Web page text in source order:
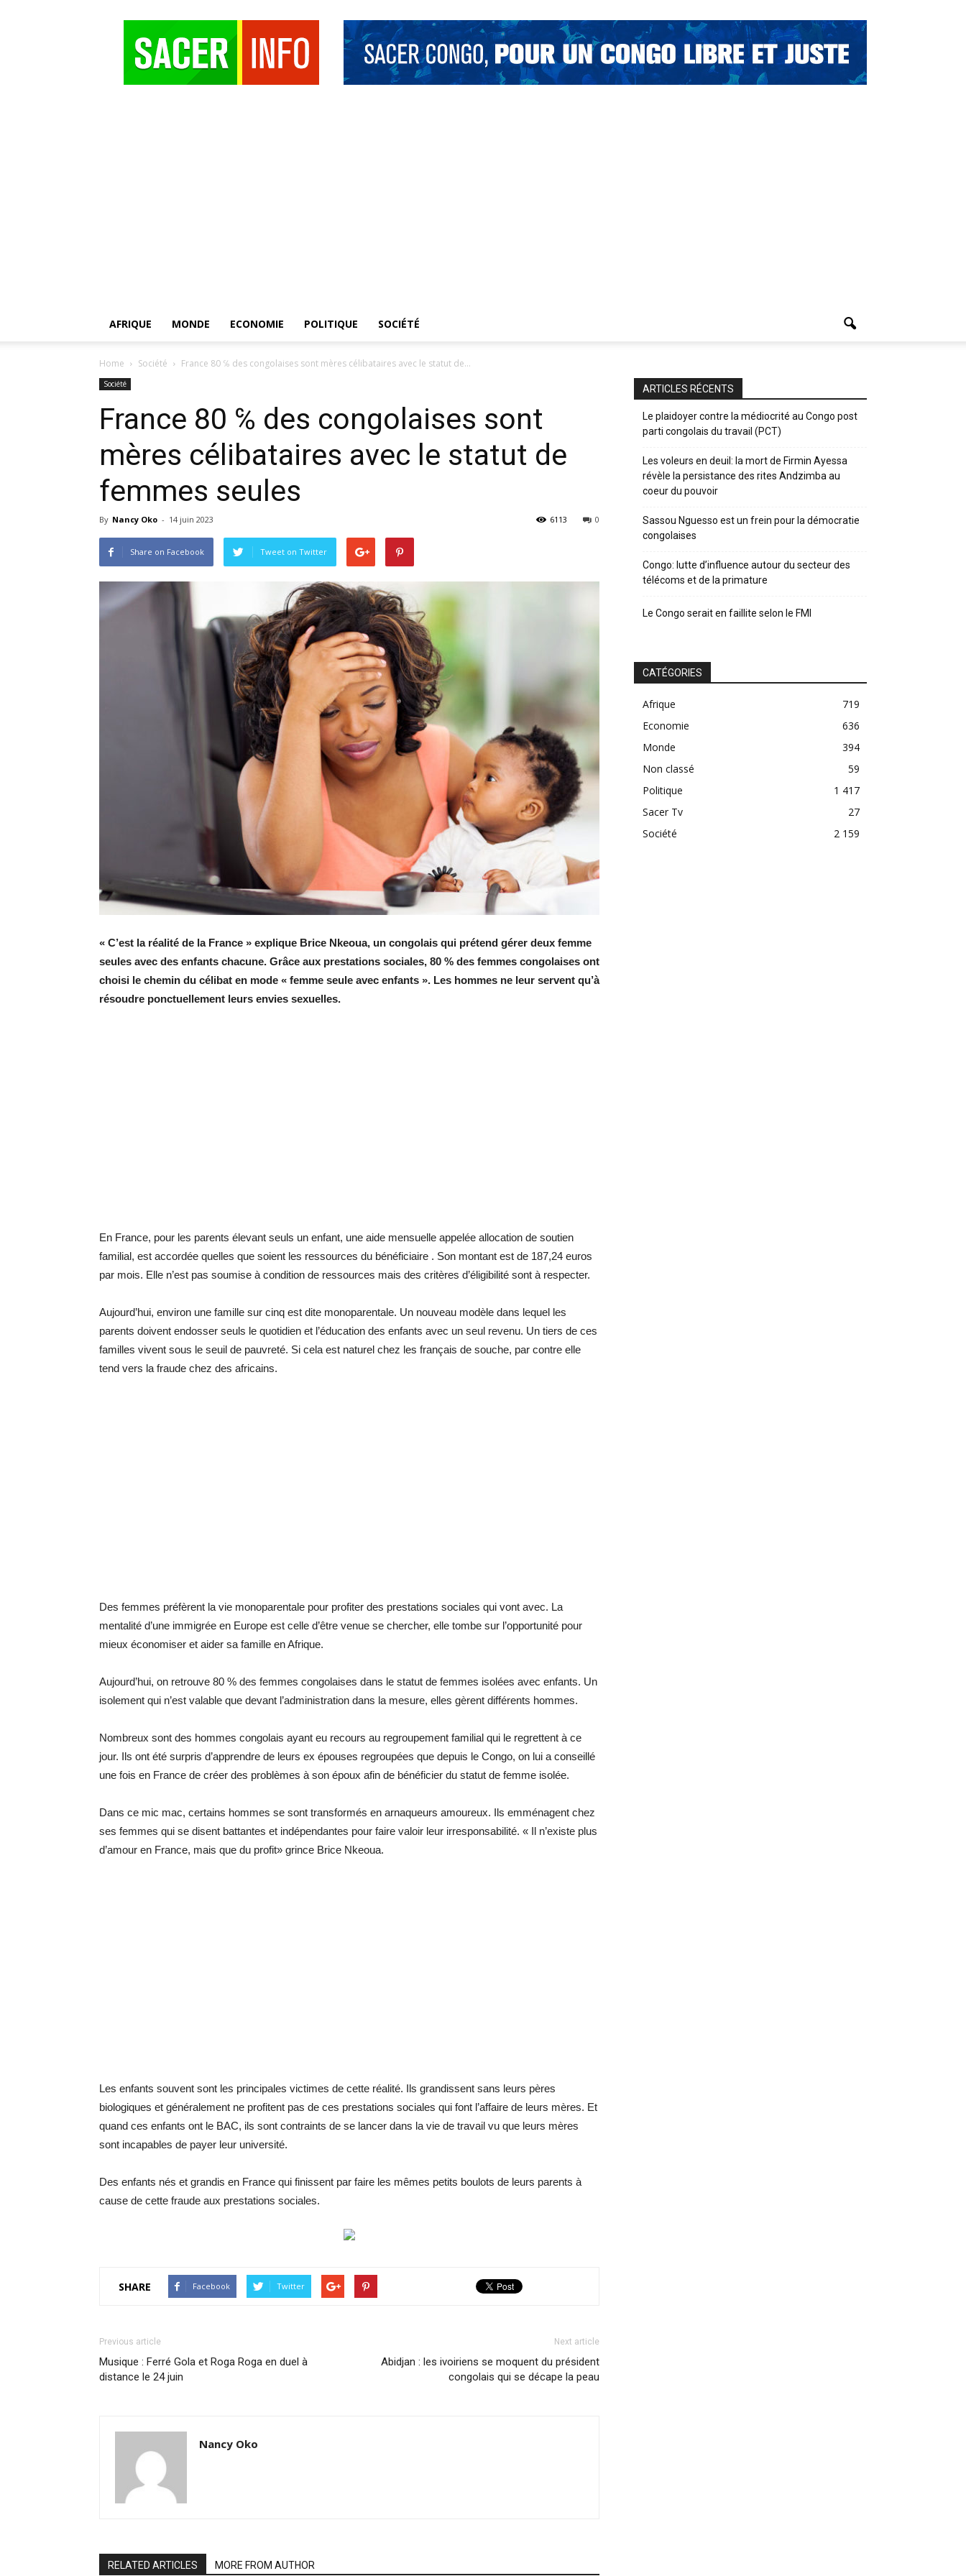
AFRIQUE MONDE ECONOMIE POLITIQUE SOCIÉTÉ
Home Société France 80 ℅ des congolaises sont mères célibataires avec le statut de...
Société
France 80 ℅ des congolaises sont
mères célibataires avec le statut de
femmes seules
By Nancy Oko - 14 juin 2023 0
6113
Share on Facebook Tweet on Twitter
« C’est la réalité de la France » explique Brice Nkeoua, un congolais qui prétend gérer deux femme
seules avec des enfants chacune. Grâce aux prestations sociales, 80 % des femmes congolaises ont
choisi le chemin du célibat en mode « femme seule avec enfants ». Les hommes ne leur servent qu’à
résoudre ponctuellement leurs envies sexuelles.
En France, pour les parents élevant seuls un enfant, une aide mensuelle appelée allocation de soutien
familial, est accordée quelles que soient les ressources du bénéficiaire . Son montant est de 187,24 euros
par mois. Elle n’est pas soumise à condition de ressources mais des critères d’éligibilité sont à respecter.
Aujourd’hui, environ une famille sur cinq est dite monoparentale. Un nouveau modèle dans lequel les
parents doivent endosser seuls le quotidien et l’éducation des enfants avec un seul revenu. Un tiers de ces
familles vivent sous le seuil de pauvreté. Si cela est naturel chez les français de souche, par contre elle
tend vers la fraude chez des africains.
Des femmes préfèrent la vie monoparentale pour profiter des prestations sociales qui vont avec. La
mentalité d’une immigrée en Europe est celle d’être venue se chercher, elle tombe sur l’opportunité pour
mieux économiser et aider sa famille en Afrique.
Aujourd’hui, on retrouve 80 % des femmes congolaises dans le statut de femmes isolées avec enfants. Un
isolement qui n’est valable que devant l’administration dans la mesure, elles gèrent différents hommes.
Nombreux sont des hommes congolais ayant eu recours au regroupement familial qui le regrettent à ce
jour. Ils ont été surpris d’apprendre de leurs ex épouses regroupées que depuis le Congo, on lui a conseillé
une fois en France de créer des problèmes à son époux afin de bénéficier du statut de femme isolée.
Dans ce mic mac, certains hommes se sont transformés en arnaqueurs amoureux. Ils emménagent chez
ses femmes qui se disent battantes et indépendantes pour faire valoir leur irresponsabilité. « Il n’existe plus
d’amour en France, mais que du profit» grince Brice Nkeoua.
Les enfants souvent sont les principales victimes de cette réalité. Ils grandissent sans leurs pères
biologiques et généralement ne profitent pas de ces prestations sociales qui font l’affaire de leurs mères. Et
quand ces enfants ont le BAC, ils sont contraints de se lancer dans la vie de travail vu que leurs mères
sont incapables de payer leur université.
Des enfants nés et grandis en France qui finissent par faire les mêmes petits boulots de leurs parents à
cause de cette fraude aux prestations sociales.
SHARE Facebook Twitter
Previous article
Musique : Ferré Gola et Roga Roga en duel à
distance le 24 juin
Next article
Abidjan : les ivoiriens se moquent du président
congolais qui se décape la peau
Nancy Oko
RELATED ARTICLES MORE FROM AUTHOR
ARTICLES RÉCENTS
Le plaidoyer contre la médiocrité au Congo post
parti congolais du travail (PCT)
Les voleurs en deuil: la mort de Firmin Ayessa
révèle la persistance des rites Andzimba au
coeur du pouvoir
Sassou Nguesso est un frein pour la démocratie
congolaises
Congo: lutte d’influence autour du secteur des
télécoms et de la primature
Le Congo serait en faillite selon le FMI
CATÉGORIES
Afrique
719
Economie
636
Monde
394
Non classé
59
Politique
1 417
Sacer Tv
27
Société
2 159